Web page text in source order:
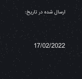
ارسال شده در تاریخ:
17/02/2022